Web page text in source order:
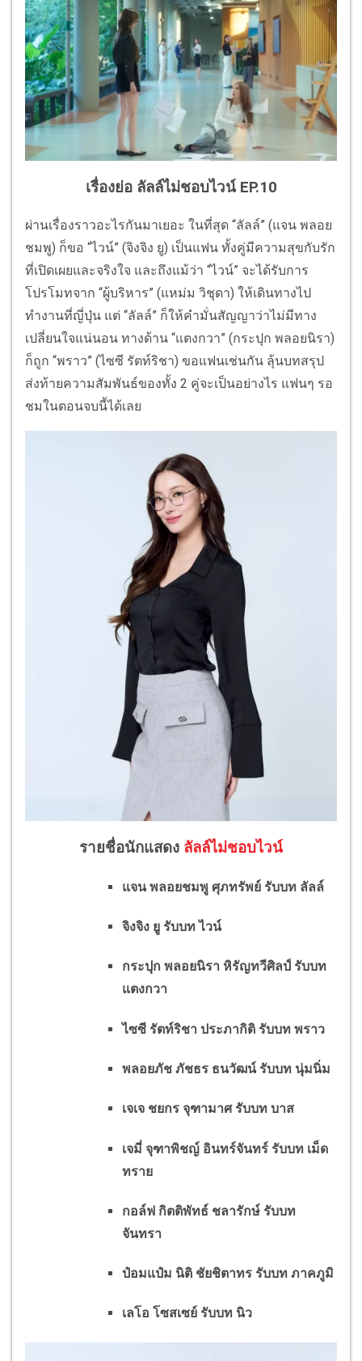
เรื่องย่อ ลัลล์ไม่ชอบไวน์ EP.10
ผ่านเรื่องราวอะไรกันมาเยอะ ในที่สุด “ลัลล์” (แจน พลอย
ชมพู) ก็ขอ “ไวน์” (จิงจิง ยู) เป็นแฟน ทั้งคู่มีความสุขกับรัก
ที่เปิดเผยและจริงใจ และถึงแม้ว่า “ไวน์” จะได้รับการ
โปรโมทจาก “ผู้บริหาร” (แหม่ม วิชุดา) ให้เดินทางไป
ทำงานที่ญี่ปุ่น แต่ “ลัลล์” ก็ให้คำมั่นสัญญาว่าไม่มีทาง
เปลี่ยนใจแน่นอน ทางด้าน “แตงกวา” (กระปุก พลอยนิรา)
ก็ถูก “พราว” (ไซซี รัตท์ริชา) ขอแฟนเช่นกัน ลุ้นบทสรุป
ส่งท้ายความสัมพันธ์ของทั้ง 2 คู่จะเป็นอย่างไร แฟนๆ รอ
ชมในตอนจบนี้ได้เลย
รายชื่อนักแสดง ลัลล์ไม่ชอบไวน์
แจน พลอยชมพู ศุภทรัพย์ รับบท ลัลล์
จิงจิง ยู รับบท ไวน์
กระปุก พลอยนิรา หิรัญทวีศิลป์ รับบท
แตงกวา
ไซซี รัตท์ริชา ประภากิติ รับบท พราว
พลอยภัช ภัชธร ธนวัฒน์ รับบท นุ่มนิ่ม
เจเจ ชยกร จุฑามาศ รับบท บาส
เจมี่ จุฑาพิชญ์ อินทร์จันทร์ รับบท เม็ด
ทราย
กอล์ฟ กิตติพัทธ์ ชลารักษ์ รับบท
จันทรา
ป๋อมแป๋ม นิติ ชัยชิตาทร รับบท ภาคภูมิ
เลโอ โซสเซย์ รับบท นิว